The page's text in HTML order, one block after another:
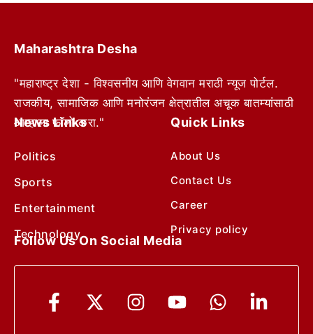
Maharashtra Desha
"महाराष्ट्र देशा - विश्वसनीय आणि वेगवान मराठी न्यूज पोर्टल.
राजकीय, सामाजिक आणि मनोरंजन क्षेत्रातील अचूक बातम्यांसाठी
आम्हाला फॉलो करा."
News Links
Politics
Sports
Entertainment
Technology
Quick Links
About Us
Contact Us
Career
Privacy policy
Follow Us On Social Media